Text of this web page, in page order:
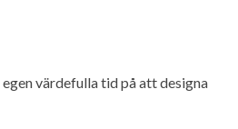
värdefulla tid på att designa